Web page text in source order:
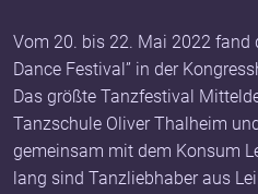
Vom 20. bis 22. Mai 2022 fand
Dance Festival” in der
Das größte Tanzfestival
Tanzschule Oliver Thalheim
gemeinsam mit dem Konsum
lang sind Tanzliebhaber aus